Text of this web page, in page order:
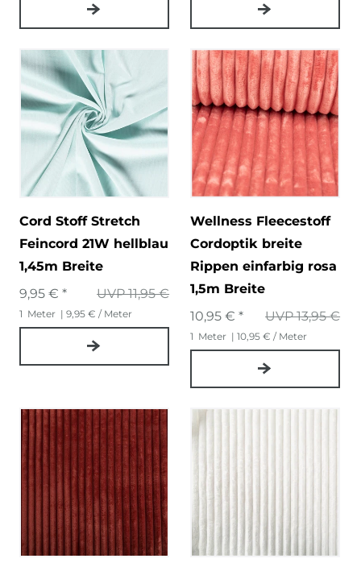
Cord Stoff Stretch
Feincord 21W hellblau
1,45m Breite
UVP 11,95 €
9,95 € *
1 Meter | 9,95 € / Meter
Wellness Fleecestoff
Cordoptik breite
Rippen einfarbig rosa
1,5m Breite
UVP 13,95 €
10,95 € *
1 Meter | 10,95 € / Meter